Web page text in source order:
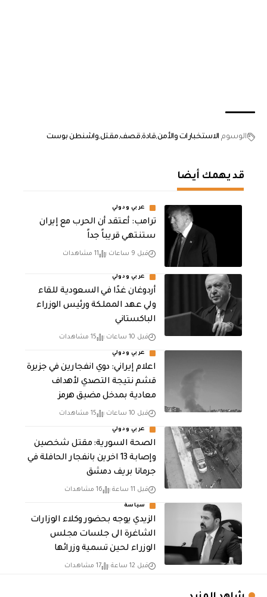
الوسوم الاستخبارات والأمنقادة قصف مقتلواشنطن بوست
قد يهمك أيضا
عربي ودولي
‏ترامب: أعتقد أن الحرب مع إيران
ستنتهي قريباً جداً
قبل 9 ساعات 11 مشاهدات
عربي ودولي
أردوغان غدًا في السعودية للقاء
ولي عهد المملكة ورئيس الوزراء
الباكستاني
قبل 10 ساعات 15 مشاهدات
عربي ودولي
اعلام إيراني: دوي انفجارين في جزيرة
قشم نتيجة التصدي لأهداف
معادية بمدخل مضيق هرمز
قبل 10 ساعات 15 مشاهدات
عربي ودولي
الصحة السورية: مقتل شخصين
وإصابة 13 اخرين بانفجار الحافلة في
جرمانا بريف دمشق
قبل 11 ساعة 16 مشاهدات
سياسة
الزيدي يوجه بحضور وكلاء الوزارات
الشاغرة الى جلسات مجلس
الوزراء لحين تسمية وزرائها
قبل 12 ساعة 17 مشاهدات